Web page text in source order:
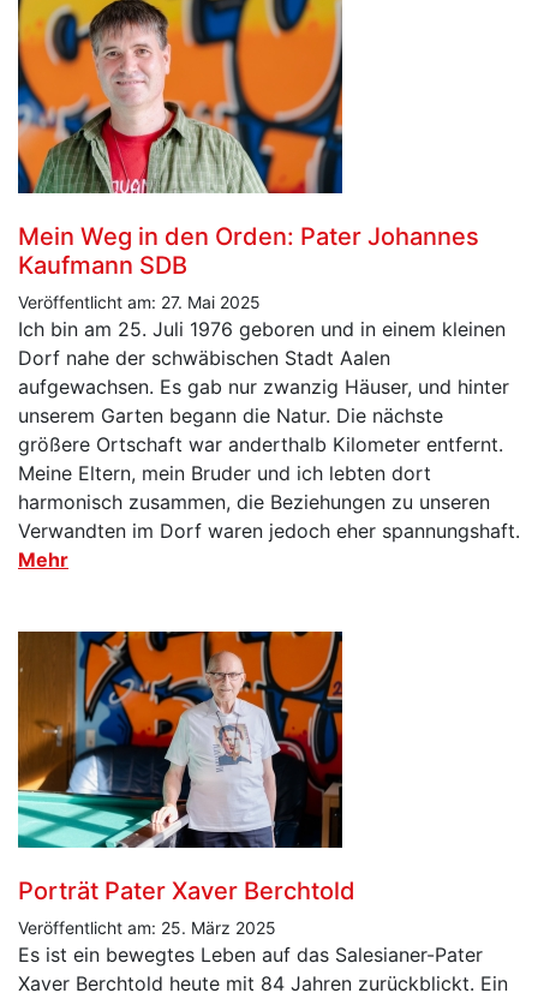
Mein Weg in den Orden: Pater Johannes
Kaufmann SDB
Veröffentlicht am: 27. Mai 2025
Ich bin am 25. Juli 1976 geboren und in einem kleinen
Dorf nahe der schwäbischen Stadt Aalen
aufgewachsen. Es gab nur zwanzig Häuser, und hinter
unserem Garten begann die Natur. Die nächste
größere Ortschaft war anderthalb Kilometer entfernt.
Meine Eltern, mein Bruder und ich lebten dort
harmonisch zusammen, die Beziehungen zu unseren
Verwandten im Dorf waren jedoch eher spannungshaft.
Mehr
Porträt Pater Xaver Berchtold
Veröffentlicht am: 25. März 2025
Es ist ein bewegtes Leben auf das Salesianer-Pater
Xaver Berchtold heute mit 84 Jahren zurückblickt. Ein